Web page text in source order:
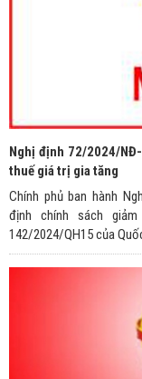
Nghị định 72/2024/
thuế giá trị gia tăng
Chính phủ ban hành
định chính sách
142/2024/QH15 của